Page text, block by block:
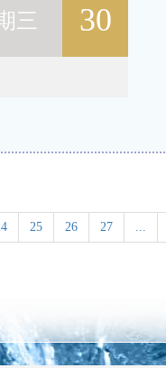
三 30
25 26 27